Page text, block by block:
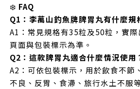
❄️ FAQ
Q1：李萬山釣魚牌脾胃丸有什麼規
A1：常見規格有35粒及50粒，實
頁面與包裝標示為準。
Q2：這款脾胃丸適合什麼情況使用
A2：可依包裝標示，用於飲食不節
不良、反胃、食滯、旅行水土不服